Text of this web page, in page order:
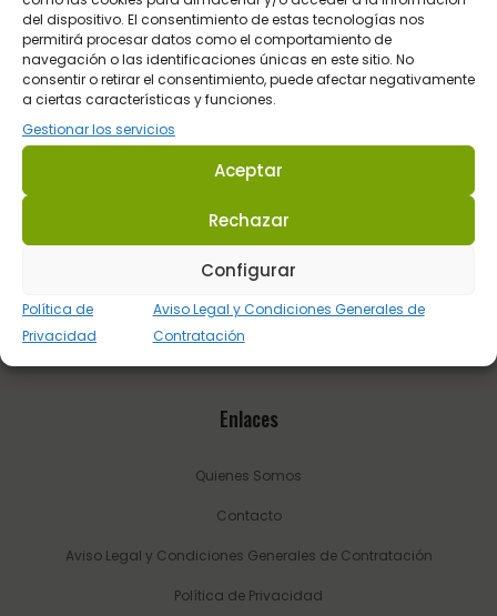
del dispositivo. El consentimiento de estas tecnologías nos
permitirá procesar datos como el comportamiento de
navegación o las identificaciones únicas en este sitio. No
consentir o retirar el consentimiento, puede afectar negativamente
a ciertas características y funciones.
Gestionar los servicios
Aceptar
Rechazar
Configurar
Política de
Privacidad
Aviso Legal y Condiciones Generales de
Contratación
necesita en cada circunstancia.
Dirección: C/ Guadalhorce 3 - Pol. Ind. La Trocha 29100 Coín -
Málaga (España.
Tel.:623 22 77 86
info@sultanhipica.com
Enlaces
Quienes Somos
Contacto
Aviso Legal y Condiciones Generales de Contratación
Política de Privacidad